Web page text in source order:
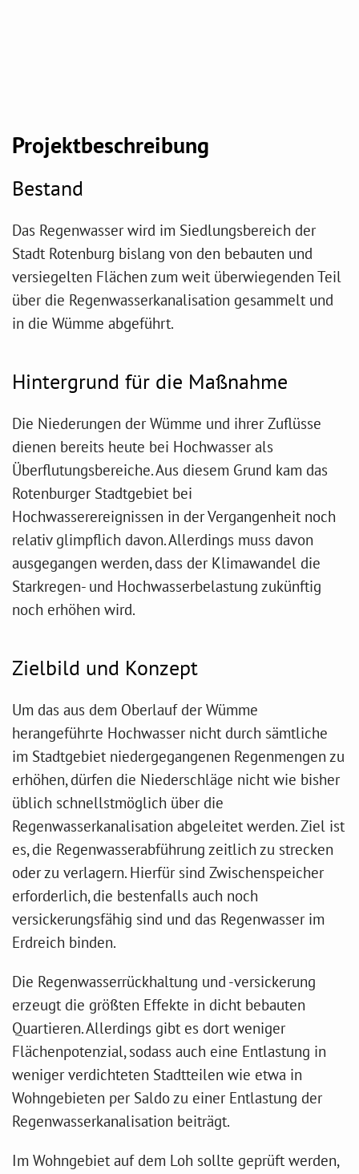
Projektbeschreibung
Bestand
Das Regenwasser wird im Siedlungsbereich der
Stadt Rotenburg bislang von den bebauten und
versiegelten Flächen zum weit überwiegenden Teil
über die Regenwasserkanalisation gesammelt und
in die Wümme abgeführt.
Hintergrund für die Maßnahme
Die Niederungen der Wümme und ihrer Zuflüsse
dienen bereits heute bei Hochwasser als
Überflutungsbereiche. Aus diesem Grund kam das
Rotenburger Stadtgebiet bei
Hochwasserereignissen in der Vergangenheit noch
relativ glimpflich davon. Allerdings muss davon
ausgegangen werden, dass der Klimawandel die
Starkregen- und Hochwasserbelastung zukünftig
noch erhöhen wird.
Zielbild und Konzept
Um das aus dem Oberlauf der Wümme
herangeführte Hochwasser nicht durch sämtliche
im Stadtgebiet niedergegangenen Regenmengen zu
erhöhen, dürfen die Niederschläge nicht wie bisher
üblich schnellstmöglich über die
Regenwasserkanalisation abgeleitet werden. Ziel ist
es, die Regenwasserabführung zeitlich zu strecken
oder zu verlagern. Hierfür sind Zwischenspeicher
erforderlich, die bestenfalls auch noch
versickerungsfähig sind und das Regenwasser im
Erdreich binden.
Die Regenwasserrückhaltung und -versickerung
erzeugt die größten Effekte in dicht bebauten
Quartieren. Allerdings gibt es dort weniger
Flächenpotenzial, sodass auch eine Entlastung in
weniger verdichteten Stadtteilen wie etwa in
Wohngebieten per Saldo zu einer Entlastung der
Regenwasserkanalisation beiträgt.
Im Wohngebiet auf dem Loh sollte geprüft werden,